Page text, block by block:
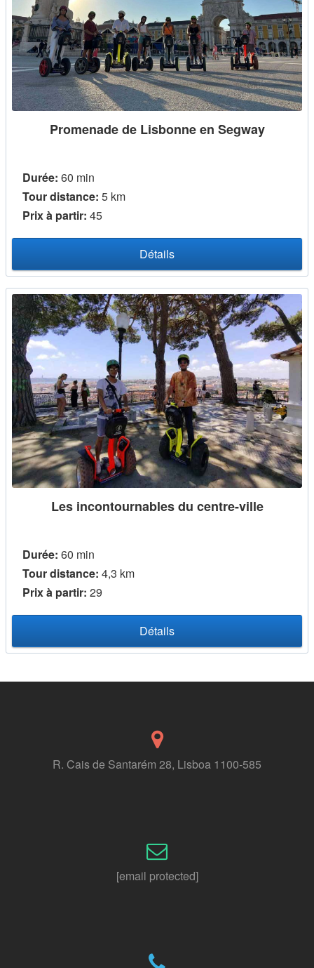
Promenade de Lisbonne en Segway
Durée: 60 min
Tour distance: 5 km
Prix ​​à partir: 45
Détails
Les incontournables du centre-ville
Durée: 60 min
Tour distance: 4,3 km
Prix ​​à partir: 29
Détails
R. Cais de Santarém 28, Lisboa 1100-585
[email protected]